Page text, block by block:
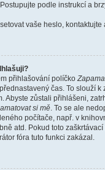
podle instrukcí a
vaše heslo, kontaktujte
přihlašování políčko
čas. To slouží k
Abyste zůstali přihlášeni,
si mě. To se ale
počítače, např. v
atd. Pokud toto
fóra tuto funkci zakázal.